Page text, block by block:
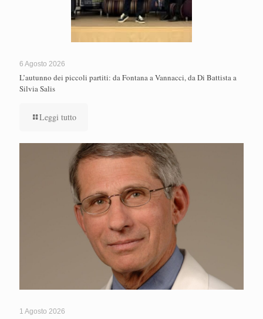
6 Agosto 2026
L’autunno dei piccoli partiti: da Fontana a Vannacci, da Di Battista a
Silvia Salis
Leggi tutto
1 Agosto 2026